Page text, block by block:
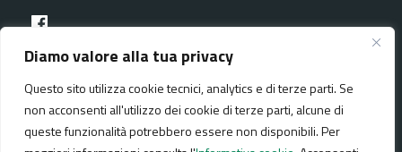
Diamo valore alla tua privacy
Questo sito utilizza cookie tecnici, analytics e di terze parti. Se
non acconsenti all'utilizzo dei cookie di terze parti, alcune di
queste funzionalità potrebbero essere non disponibili. Per
facebook
Media policy Mappa del sito